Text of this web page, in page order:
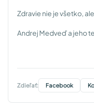
Zdravie nie je všetko,
Andrej Medveď a jeho
Zdieľať: Facebook